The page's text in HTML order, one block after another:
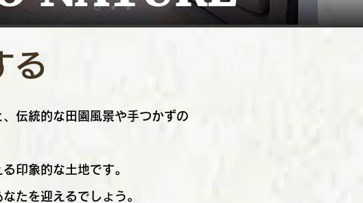
る
伝統的な田園風景や手つかずの
印象的な土地です。
たを迎えるでしょう。